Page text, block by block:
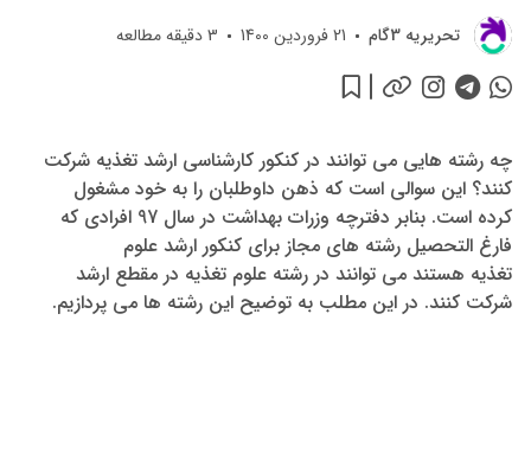
تحريريه 3گام 21 فروردین 1400 3دقیقه مطالعه
چه رشته هایی می توانند در کنکور کارشناسی ارشد تغذیه شرکت
کنند؟ این سوالی است که ذهن داوطلبان را به خود مشغول
کرده است. بنابر دفترچه وزرات بهداشت در سال 97 افرادی که
فارغ التحصیل رشته های مجاز برای کنکور ارشد علوم
تغذیه هستند می توانند در رشته علوم تغذیه در مقطع ارشد
شرکت کنند. در این مطلب به توضیح این رشته ها می پردازیم.